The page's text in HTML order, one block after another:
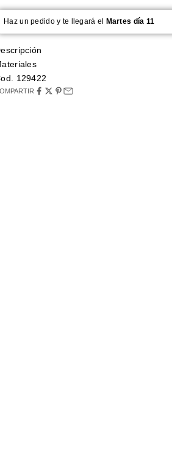
Haz un pedido y te llegará el Martes día 11
129422